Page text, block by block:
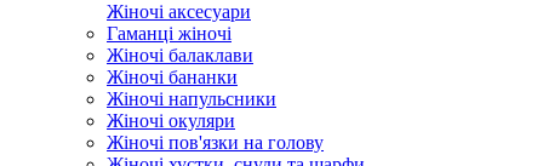
Жіночі аксесуари
Гаманці жіночі
Жіночі балаклави
Жіночі бананки
Жіночі напульсники
Жіночі окуляри
Жіночі пов'язки на голову